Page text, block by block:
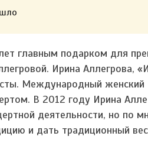
главным подарком для
Ирина Аллегрова,
Международный женский
В 2012 году Ирина
деятельности, но по
и дать традиционный